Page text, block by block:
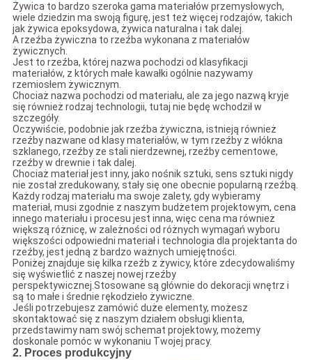
Żywica to bardzo szeroka gama materiałów przemysłowych,
wiele dziedzin ma swoją figurę, jest też więcej rodzajów, takich
jak żywica epoksydowa, żywica naturalna i tak dalej.
A rzeźba żywiczna to rzeźba wykonana z materiałów
żywicznych.
Jest to rzeźba, której nazwa pochodzi od klasyfikacji
materiałów, z których małe kawałki ogólnie nazywamy
rzemiosłem żywicznym.
Chociaż nazwa pochodzi od materiału, ale za jego nazwą kryje
się również rodzaj technologii, tutaj nie będę wchodził w
szczegóły.
Oczywiście, podobnie jak rzeźba żywiczna, istnieją również
rzeźby nazwane od klasy materiałów, w tym rzeźby z włókna
szklanego, rzeźby ze stali nierdzewnej, rzeźby cementowe,
rzeźby w drewnie i tak dalej.
Chociaż materiał jest inny, jako nośnik sztuki, sens sztuki nigdy
nie został zredukowany, stały się one obecnie popularną rzeźbą.
Każdy rodzaj materiału ma swoje zalety, gdy wybieramy
materiał, musi zgodnie z naszym budżetem projektowym, cena
innego materiału i procesu jest inna, więc cena ma również
większą różnicę, w zależności od różnych wymagań wyboru
większości odpowiedni materiał i technologia dla projektanta do
rzeźby, jest jedną z bardzo ważnych umiejętności.
Poniżej znajduje się kilka rzeźb z żywicy, które zdecydowaliśmy
się wyświetlić z naszej nowej rzeźby
perspektywicznej.Stosowane są głównie do dekoracji wnętrz i
są to małe i średnie rękodzieło żywiczne.
Jeśli potrzebujesz zamówić duże elementy, możesz
skontaktować się z naszym działem obsługi klienta,
przedstawimy nam swój schemat projektowy, możemy
doskonale pomóc w wykonaniu Twojej pracy.
2. Proces produkcyjny